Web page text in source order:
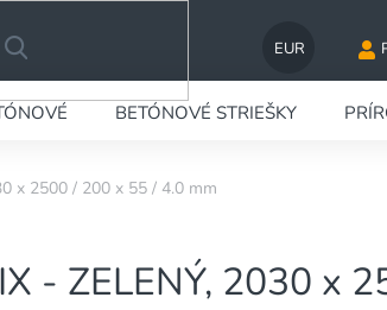
EUR
BETÓNOVÉ STRIEŠKY
x 2500 / 200 x 55 / 4.0 mm
- ZELENÝ, 2030 x